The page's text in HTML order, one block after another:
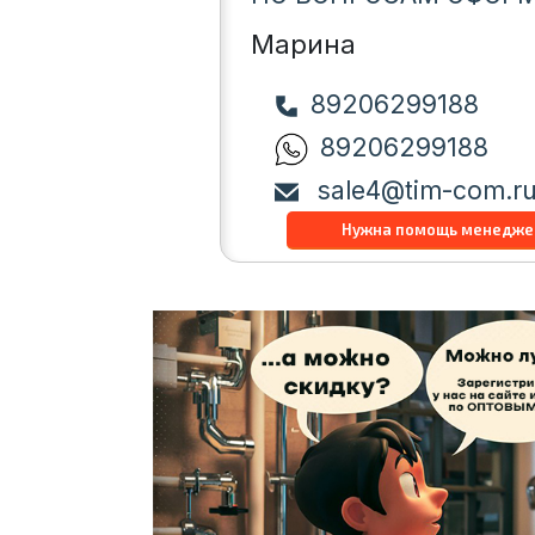
Марина
89206299188
89206299188
sale4@tim-